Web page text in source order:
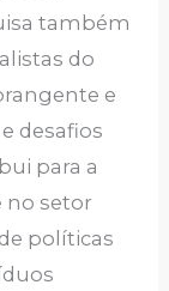
também
do
e
desafios
para a
no setor
políticas